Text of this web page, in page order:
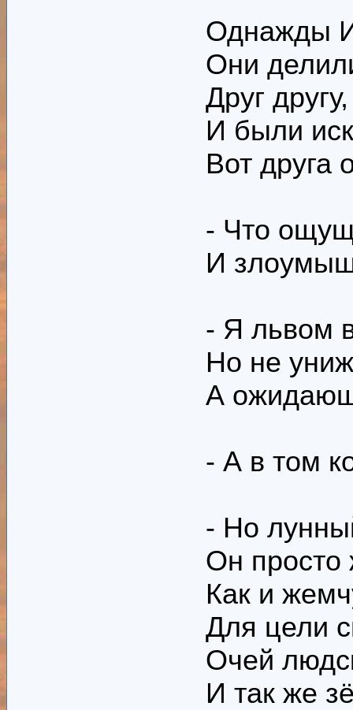
Однажды
Они
Друг
И были
Вот друга
- Что
И
- Я львом
Но не
А
- А в том
- Но
Он просто
Как и
Для цели
Очей
И так же